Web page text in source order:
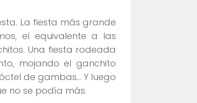
La fiesta más grande
el equivalente a las
Una fiesta rodeada
mojando el ganchito
de gambas… Y luego
no se podía más.